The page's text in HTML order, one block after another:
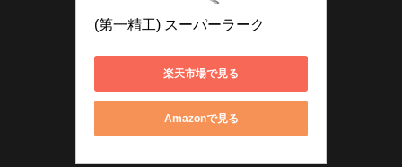
(第一精工) スーパーラーク
楽天市場で見る
Amazonで見る